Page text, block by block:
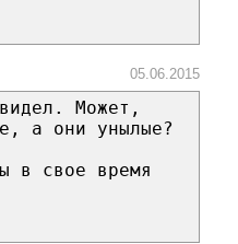
05.06.2015
Может,
а они унылые?
в свое время